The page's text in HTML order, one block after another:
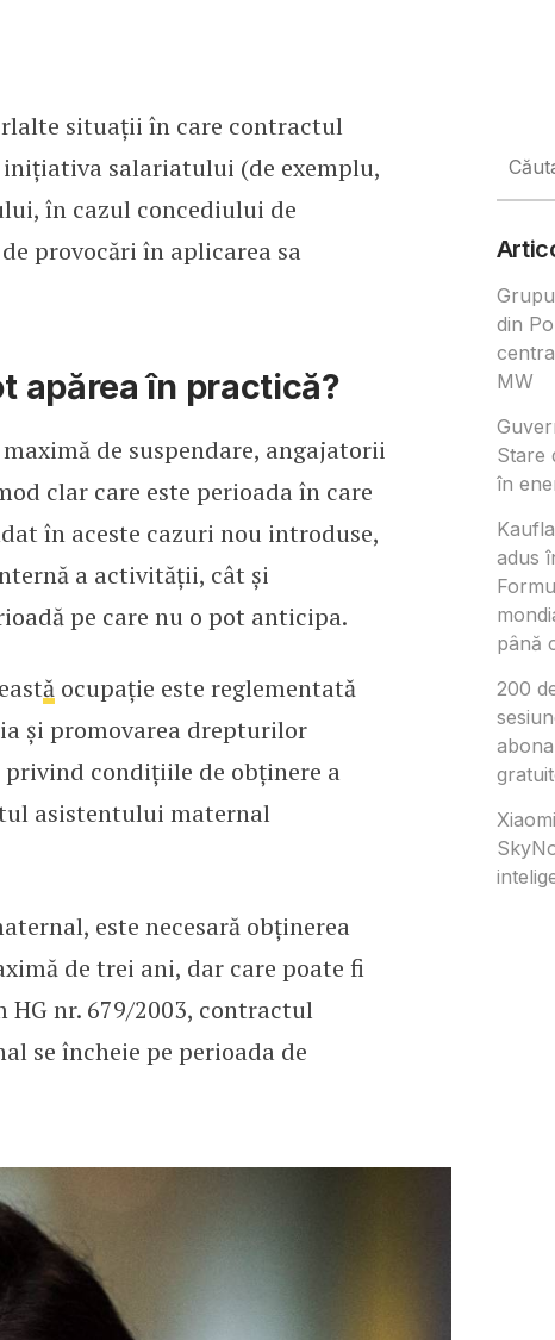
situații în care contractul
salariatului (de exemplu,
în cazul concediului de
provocări în aplicarea sa
apărea în practică?
de suspendare, angajatorii
clar care este perioada în care
în aceste cazuri nou introduse,
a activității, cât și
pe care nu o pot anticipa.
ăocupație este reglementată
și promovarea drepturilor
condițiile de obținere a
asistentului maternal
este necesară obținerea
de trei ani, dar care poate fi
HG nr. 679/2003, contractul
se încheie pe perioada de
după:
din
MW
Stare
în
adus
până
200